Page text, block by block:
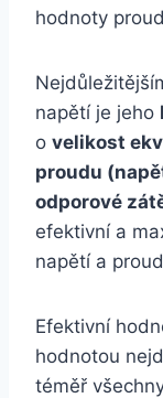
hodnoty
napětí je jeho
o velikost
proudu
odporové
efektivní a
napětí a
Efektivní
hodnotou
téměř